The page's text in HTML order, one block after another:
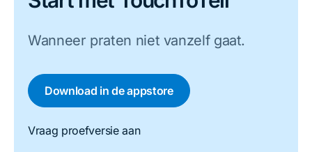
Wanneer praten niet vanzelf gaat.
Download in de appstore
Vraag proefversie aan